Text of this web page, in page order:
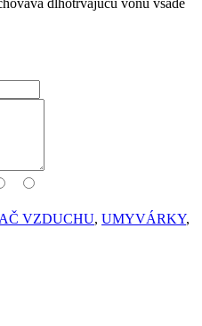
VZDUCHU, UMYVÁRKY,